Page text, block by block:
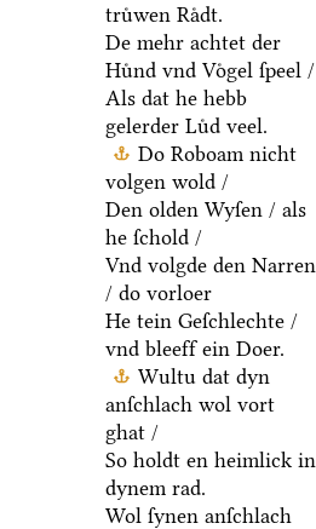
truͤwen Raͤdt.
De mehr achtet der
Huͤnd vnd Voͤgel ſpeel /
Als dat he hebb
gelerder Luͤd veel.
Do Roboam nicht
volgen wold /
Den olden Wyſen / als
he ſchold /
Vnd volgde den Narren
/ do vorloer
He tein Geſchlechte /
vnd bleeff ein Doer.
Wultu dat dyn
anſchlach wol vort
ghat /
So holdt en heimlick in
dynem rad.
Wol ſynen anſchlach